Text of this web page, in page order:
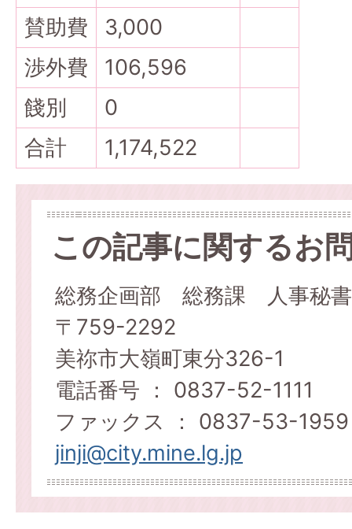
賛助費
3,000
渉外費
106,596
餞別
0
合計
1,174,522
この記事に関するお
総務企画部 総務課 人事秘
〒759-2292
美祢市大嶺町東分326-1
電話番号 ： 0837-52-1111
ファックス ： 0837-53-1959
jinji@city.mine.lg.jp